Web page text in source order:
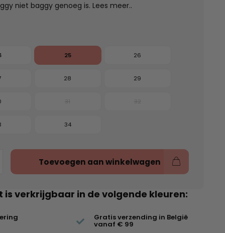
niet baggy genoeg is. Lees meer..
25 26
28 29
34
Toevoegen aan winkelwagen
is verkrijgbaar in de volgende kleuren:
Gratis verzending in België
vanaf € 99